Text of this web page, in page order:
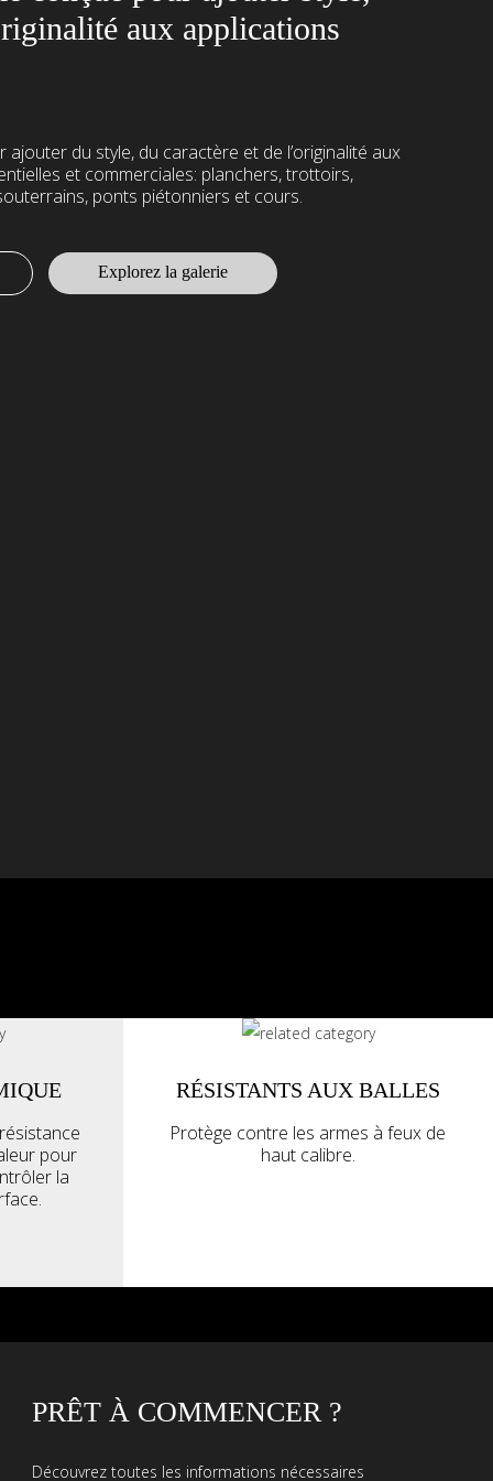
aux applications
ajouter du style, du caractère et de l’originalité aux
et commerciales: planchers, trottoirs,
ponts piétonniers et cours.
Explorez la galerie
pour
la
RÉSISTANTS AUX BALLES
Protège contre les armes à feux de
haut calibre.
PRÊT À COMMENCER ?
Découvrez toutes les informations nécessaires